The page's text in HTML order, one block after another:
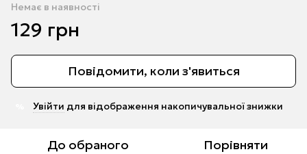
Немає в наявності
129 грн
Повідомити, коли з'явиться
Увійти для відображення накопичувальної знижки
До обраного Порівняти